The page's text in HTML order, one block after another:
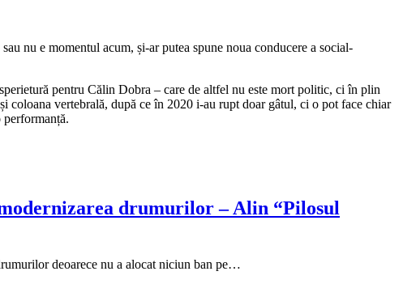
nu e momentul acum, și-ar putea spune noua conducere a social-
pentru Călin Dobra – care de altfel nu este mort politic, ci în plin
vertebrală, după ce în 2020 i-au rupt doar gâtul, ci o pot face chiar
drumurilor – Alin “Pilosul
deoarece nu a alocat niciun ban pe…